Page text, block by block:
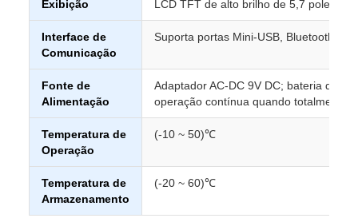
Exibição LCD TFT de alto brilho de 5,7
Interface de
Comunicação
Suporta portas Mini-USB, Bluetooth,
Fonte de
Alimentação
Adaptador AC-DC 9V DC; bateria de
operação contínua quando totalmente
Temperatura de
Operação
(-10 ~ 50)℃
Temperatura de
Armazenamento
(-20 ~ 60)℃